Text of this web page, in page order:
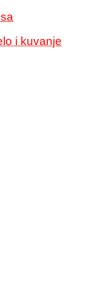
i kuvanje